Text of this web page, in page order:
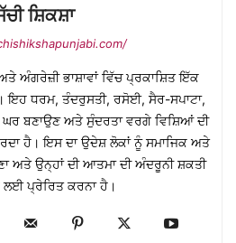
ਸ਼ਿਕਸ਼ਾ
ਅਤੇ ਅੰਗਰੇਜ਼ੀ ਭਾਸ਼ਾਵਾਂ ਵਿੱਚ ਪ੍ਰਕਾਸ਼ਿਤ ਇੱਕ
ਇਹ ਧਰਮ, ਤੰਦਰੁਸਤੀ, ਰਸੋਈ, ਸੈਰ-ਸਪਾਟਾ,
ਬਣਾਉਣ ਅਤੇ ਸੁੰਦਰਤਾ ਵਰਗੇ ਵਿਸ਼ਿਆਂ ਦੀ
ਹੈ। ਇਸ ਦਾ ਉਦੇਸ਼ ਲੋਕਾਂ ਨੂੰ ਸਮਾਜਿਕ ਅਤੇ
ਅਤੇ ਉਨ੍ਹਾਂ ਦੀ ਆਤਮਾ ਦੀ ਅੰਦਰੂਨੀ ਸ਼ਕਤੀ
ਲਈ ਪ੍ਰੇਰਿਤ ਕਰਨਾ ਹੈ।